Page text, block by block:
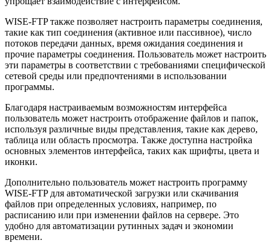
WISE-FTP также позволяет настроить параметры соединения,
такие как тип соединения (активное или пассивное), число
потоков передачи данных, время ожидания соединения и
прочие параметры соединения. Пользователь может настроить
эти параметры в соответствии с требованиями специфической
сетевой среды или предпочтениями в использовании
программы.
Благодаря настраиваемым возможностям интерфейса
пользователь может настроить отображение файлов и папок,
используя различные виды представления, такие как дерево,
таблица или область просмотра. Также доступна настройка
основных элементов интерфейса, таких как шрифты, цвета и
иконки.
Дополнительно пользователь может настроить программу
WISE-FTP для автоматической загрузки или скачивания
файлов при определенных условиях, например, по
расписанию или при изменении файлов на сервере. Это
удобно для автоматизации рутинных задач и экономии
времени.